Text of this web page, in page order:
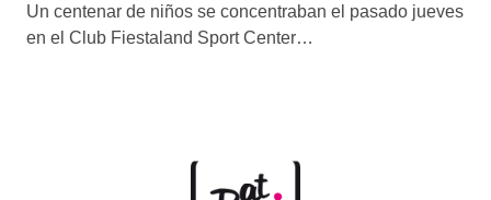
Un centenar de niños se concentraban el pasado jueves
en el Club Fiestaland Sport Center…